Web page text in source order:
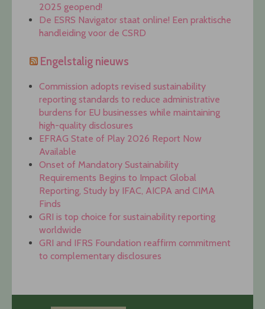
2025 geopend!
De ESRS Navigator staat online! Een praktische
handleiding voor de CSRD
Engelstalig nieuws
Commission adopts revised sustainability
reporting standards to reduce administrative
burdens for EU businesses while maintaining
high-quality disclosures
EFRAG State of Play 2026 Report Now
Available
Onset of Mandatory Sustainability
Requirements Begins to Impact Global
Reporting, Study by IFAC, AICPA and CIMA
Finds
GRI is top choice for sustainability reporting
worldwide
GRI and IFRS Foundation reaffirm commitment
to complementary disclosures